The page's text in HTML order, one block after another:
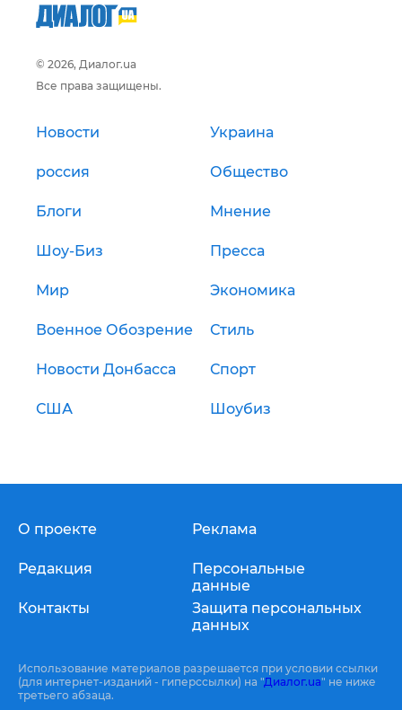
© 2026, Диалог.ua
Все права защищены.
Новости Украина
россия Общество
Блоги Мнение
Шоу-Биз Пресса
Мир Экономика
Военное Обозрение Стиль
Новости Донбасса Спорт
США Шоубиз
О проекте
Редакция
Контакты
Реклама
Персональные
данные
Защита персональных
данных
Использование материалов разрешается при условии ссылки
(для интернет-изданий - гиперссылки) на "Диалог.ua" не ниже
третьего абзаца.